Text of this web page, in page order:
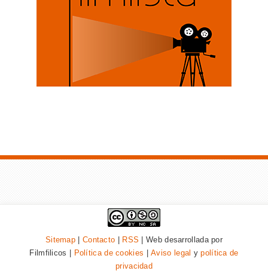
Sitemap Contacto RSS | Web desarrollada por
Filmfilicos |
Política de cookies |Aviso legal ypolítica de
privacidad